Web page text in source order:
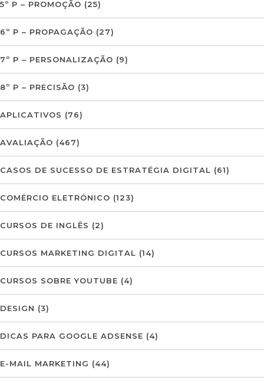
5º P – PROMOÇÃO (25)
6º P – PROPAGAÇÃO (27)
7º P – PERSONALIZAÇÃO (9)
8º P – PRECISÃO (3)
APLICATIVOS (76)
AVALIAÇÃO (467)
CASOS DE SUCESSO DE ESTRATÉGIA DIGITAL (61)
COMÉRCIO ELETRÓNICO (123)
CURSOS DE INGLÊS (2)
CURSOS MARKETING DIGITAL (14)
CURSOS SOBRE YOUTUBE (4)
DESIGN (3)
DICAS PARA GOOGLE ADSENSE (4)
E-MAIL MARKETING (44)